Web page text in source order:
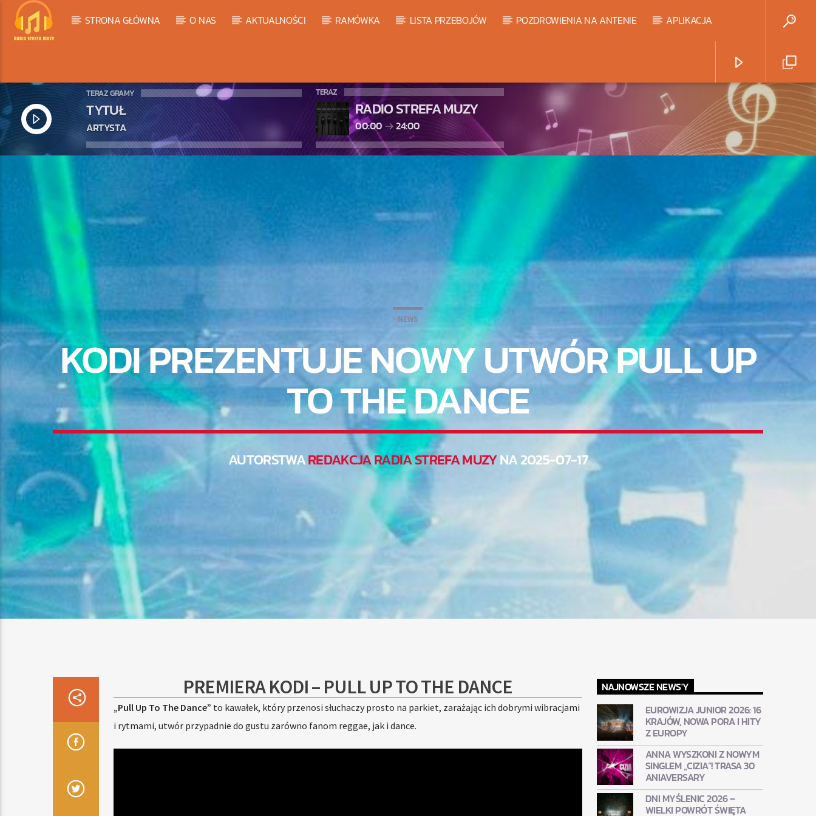
STRONA GŁÓWNA O NAS AKTUALNOŚCI RAMÓWKA LISTA PRZEBOJÓW POZDROWIENIA NA ANTENIE APLIKACJA
TERAZ GRAMY
TYTUŁ
ARTYSTA
TERAZ
RADIO STREFA MUZY
00:00 24:00
NEWS
KODI PREZENTUJE NOWY UTWÓR PULL UP
TO THE DANCE
AUTORSTWAREDAKCJA RADIA STREFA MUZYNA 2025-07-17
PREMIERA KODI – PULL UP TO THE DANCE
„Pull Up To The Dance” to kawałek, który przenosi słuchaczy prosto na parkiet, zarażając ich dobrymi wibracjami
i rytmami, utwór przypadnie do gustu zarówno fanom reggae, jak i dance.
NAJNOWSZE NEWS'Y
EUROWIZJA JUNIOR 2026: 16
KRAJÓW, NOWA PORA I HITY
Z EUROPY
ANNA WYSZKONI Z NOWYM
SINGLEM „CIZIA”! TRASA 30
ANIAVERSARY
DNI MYŚLENIC 2026 –
WIELKI POWRÓT ŚWIĘTA